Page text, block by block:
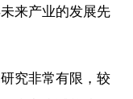
来产业的发展先
究非常有限，较